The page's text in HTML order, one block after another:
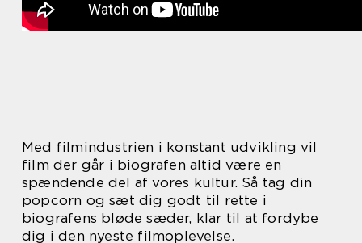
Med filmindustrien i konstant udvikling vil
film der går i biografen altid være en
spændende del af vores kultur. Så tag din
popcorn og sæt dig godt til rette i
biografens bløde sæder, klar til at fordybe
dig i den nyeste filmoplevelse.